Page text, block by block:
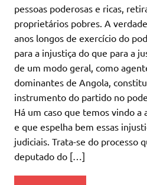
pessoas poderosas e ricas,
proprietários pobres. A
anos longos de exercício do
para a injustiça do que para a
de um modo geral, como
dominantes de Angola,
instrumento do partido no
Há um caso que temos vindo a
e que espelha bem essas
judiciais. Trata-se do processo
deputado do […]